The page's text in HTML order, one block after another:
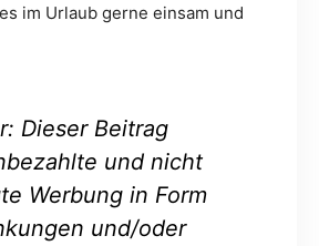
im Urlaub gerne einsam und
Dieser Beitrag
und nicht
Werbung in Form
und/oder